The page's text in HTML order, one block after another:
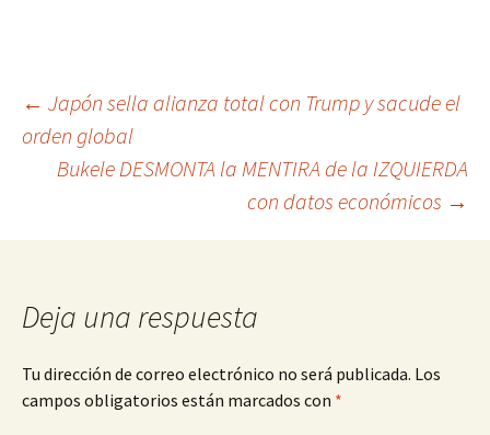
Navegación
de
← Japón sella alianza total con Trump y sacude el
orden global
Bukele DESMONTA la MENTIRA de la IZQUIERDA
con datos económicos →
Deja una respuesta
Tu dirección de correo electrónico no será publicada. Los
campos obligatorios están marcados con *